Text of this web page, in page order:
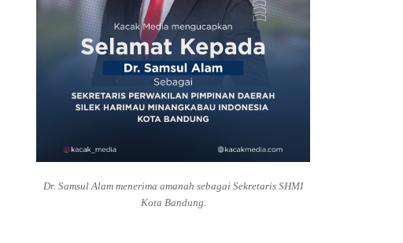
Dr. Samsul Alam menerima amanah sebagai Sekretaris SHMI
Kota Bandung.